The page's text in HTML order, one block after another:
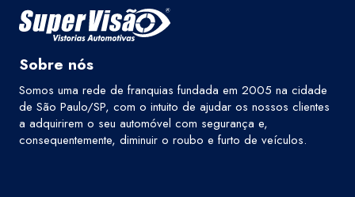
Sobre nós
Somos uma rede de franquias fundada em 2005 na cidade
de São Paulo/SP, com o intuito de ajudar os nossos clientes
a adquirirem o seu automóvel com segurança e,
consequentemente, diminuir o roubo e furto de veículos.